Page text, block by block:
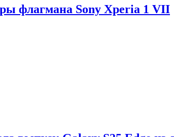
флагмана Sony Xperia 1 VII